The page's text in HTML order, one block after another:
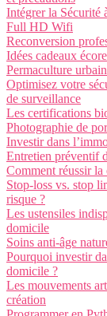
Intégrer la Sécurité
Full HD Wifi
Reconversion
Idées cadeaux
Permaculture
Optimisez votre
de surveillance
Les certifications
Photographie de
Investir dans
Entretien préventif
Comment réussir la
Stop-loss vs. stop
risque ?
Les ustensiles
domicile
Soins anti-âge
Pourquoi investir
domicile ?
Les mouvements
création